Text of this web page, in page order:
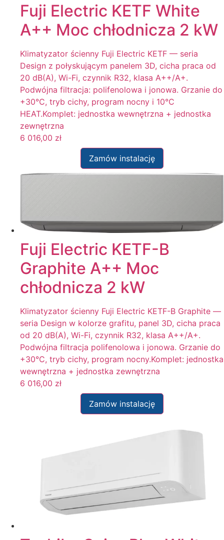
Fuji Electric KETF White
A++ Moc chłodnicza 2 kW
Klimatyzator ścienny Fuji Electric KETF — seria
Design z połyskującym panelem 3D, cicha praca od
20 dB(A), Wi-Fi, czynnik R32, klasa A++/A+.
Podwójna filtracja: polifenolowa i jonowa. Grzanie do
+30°C, tryb cichy, program nocny i 10°C
HEAT.Komplet: jednostka wewnętrzna + jednostka
zewnętrzna
6 016,00 zł
Zamów instalację
Fuji Electric KETF-B
Graphite A++ Moc
chłodnicza 2 kW
Klimatyzator ścienny Fuji Electric KETF-B Graphite —
seria Design w kolorze grafitu, panel 3D, cicha praca
od 20 dB(A), Wi-Fi, czynnik R32, klasa A++/A+.
Podwójna filtracja polifenolowa i jonowa. Grzanie do
+30°C, tryb cichy, program nocny.Komplet: jednostka
wewnętrzna + jednostka zewnętrzna
6 016,00 zł
Zamów instalację